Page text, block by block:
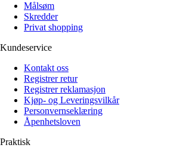
Målsøm
Skredder
Privat shopping
Kundeservice
Kontakt oss
Registrer retur
Registrer reklamasjon
Kjøp- og Leveringsvilkår
Personvernseklæring
Åpenhetsloven
Praktisk